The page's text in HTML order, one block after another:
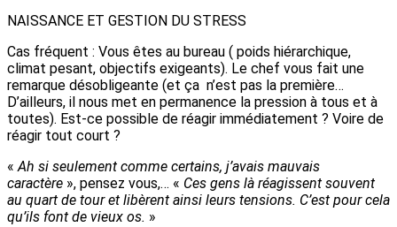
NAISSANCE ET GESTION DU STRESS
Cas fréquent : Vous êtes au bureau ( poids hiérarchique,
climat pesant, objectifs exigeants). Le chef vous fait une
remarque désobligeante (et ça n’est pas la première…
D’ailleurs, il nous met en permanence la pression à tous et à
toutes). Est-ce possible de réagir immédiatement ? Voire de
réagir tout court ?
«Ah si seulement comme certains, j’avais mauvais
caractère », pensez vous,… « Ces gens là réagissent souvent
au quart de tour et libèrent ainsi leurs tensions. C’est pour cela
qu’ils font de vieux os. »